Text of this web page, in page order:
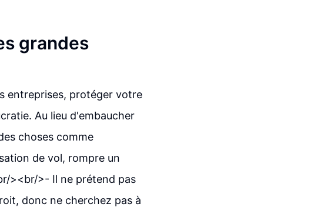
grandes
entreprises, protéger votre
Au lieu d'embaucher
choses comme
de vol, rompre un
><br/>- Il ne prétend pas
donc ne cherchez pas à